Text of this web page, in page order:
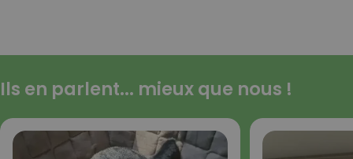
Ils en parlent... mieux que nous !